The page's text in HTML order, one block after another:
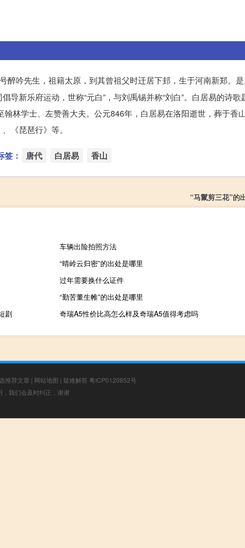
醉吟先生，祖籍太原，到其曾祖父时迁居下邽，生于河南新郑。
导新乐府运动，世称“元白”，与刘禹锡并称“刘白”。白居易的诗歌
翰林学士、左赞善大夫。公元846年，白居易在洛阳逝世，葬于香
《琵琶行》等。
签： 唐代 白居易 香山
“马鬣剪三花”的
车辆出险拍照方法
“晴岭云归密”的出处是哪里
过年需要换什么证件
“勤苦董生帷”的出处是哪里
剧
奇瑞A5性价比高怎么样及奇瑞A5值得考虑吗
推荐文章 | 网站地图 | 疑难解答 粤ICP0120852号
我们会及时纠正，谢谢